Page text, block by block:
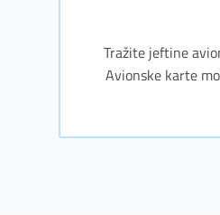
Tražite jeftine
Avionske karte